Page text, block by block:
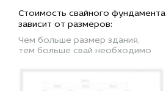
Стоимость свайного фундамента
зависит от размеров:
Чем больше размер здания,
тем больше свай необходимо